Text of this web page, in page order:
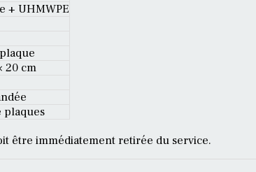
+ UHMWPE
20 cm
plaques
être immédiatement retirée du service.